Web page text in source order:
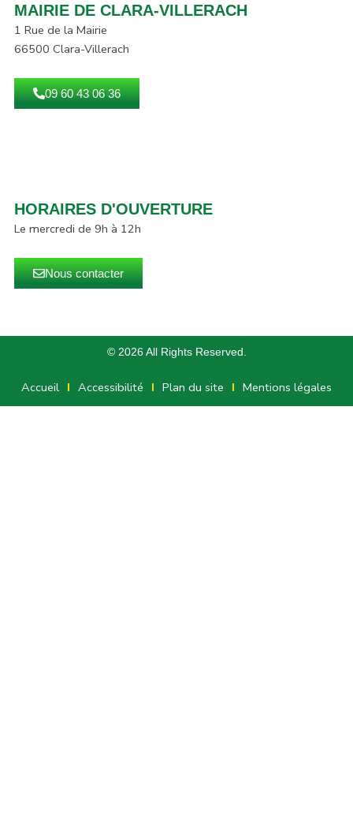
MAIRIE DE CLARA-VILLERACH
1 Rue de la Mairie
66500 Clara-Villerach
09 60 43 06 36
HORAIRES D'OUVERTURE
Le mercredi de 9h à 12h
Nous contacter
© 2026 All Rights Reserved.
Accueil Accessibilité Plan du site Mentions légales